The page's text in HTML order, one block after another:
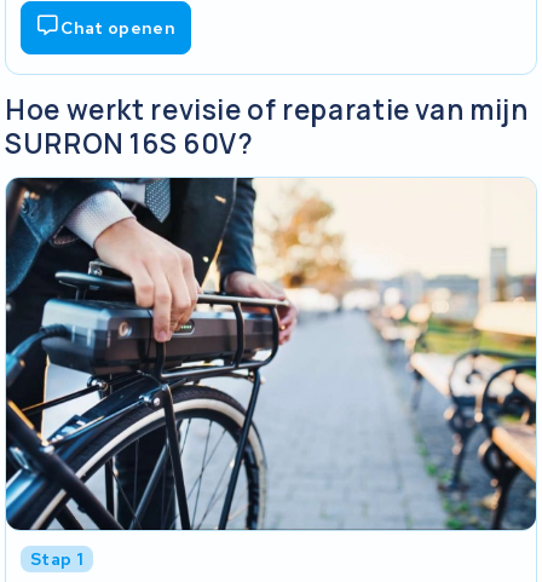
Chat openen
Hoe werkt revisie of reparatie van mijn
SURRON 16S 60V?
Stap 1